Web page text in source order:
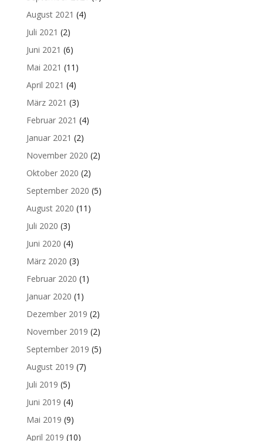
August 2021 (4)
Juli 2021 (2)
Juni 2021 (6)
Mai 2021 (11)
April 2021 (4)
März 2021 (3)
Februar 2021 (4)
Januar 2021 (2)
November 2020 (2)
Oktober 2020 (2)
September 2020 (5)
August 2020 (11)
Juli 2020 (3)
Juni 2020 (4)
März 2020 (3)
Februar 2020 (1)
Januar 2020 (1)
Dezember 2019 (2)
November 2019 (2)
September 2019 (5)
August 2019 (7)
Juli 2019 (5)
Juni 2019 (4)
Mai 2019 (9)
April 2019 (10)